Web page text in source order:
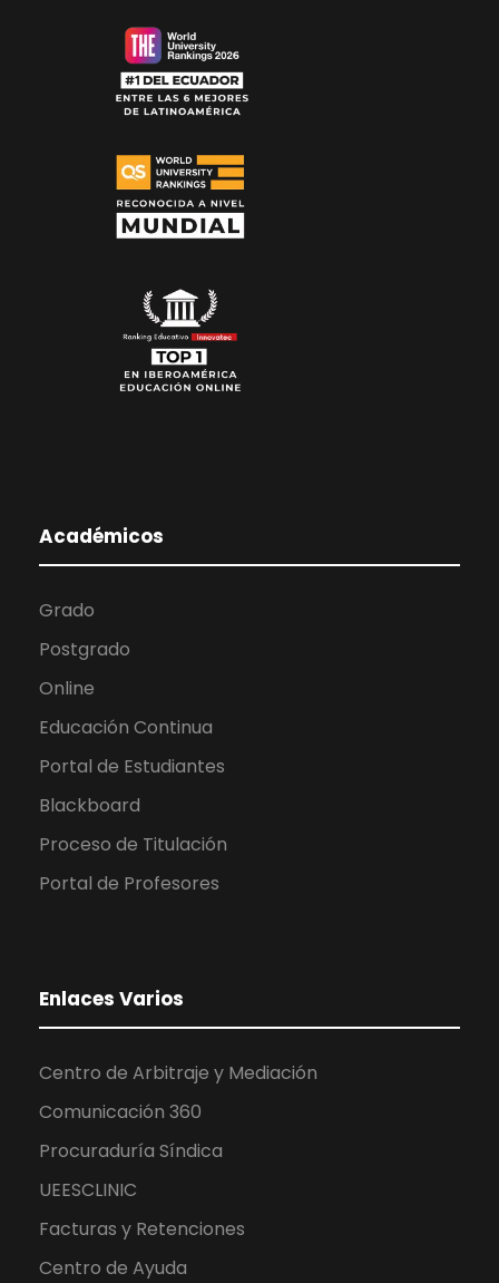
Académicos
Grado
Postgrado
Online
Educación Continua
Portal de Estudiantes
Blackboard
Proceso de Titulación
Portal de Profesores
Enlaces Varios
Centro de Arbitraje y Mediación
Comunicación 360
Procuraduría Síndica
UEESCLINIC
Facturas y Retenciones
Centro de Ayuda